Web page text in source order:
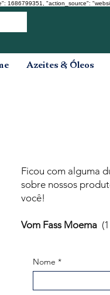
1686799351, "action_source":
Azeites & Óleos
Ficou com alguma
sobre nossos
você!
Vom Fass Moema
Nome